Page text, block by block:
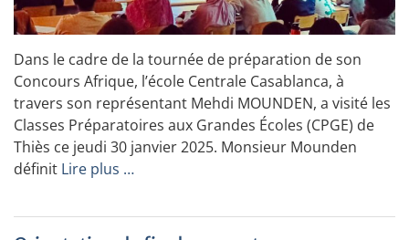
Dans le cadre de la tournée de préparation de son
Concours Afrique, l’école Centrale Casablanca, à
travers son représentant Mehdi MOUNDEN, a visité les
Classes Préparatoires aux Grandes Écoles (CPGE) de
Thiès ce jeudi 30 janvier 2025. Monsieur Mounden
définit Lire plus …